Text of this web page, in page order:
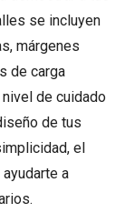
se incluyen
márgenes
de carga
de cuidado
de tus
el
a